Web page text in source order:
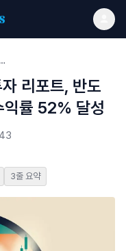
AI 가치투자 포트폴리오 투자 리포트, 반도체 이끈 기술주의 힘으로 수익률 52% 달성
리포트, 반도
익률 52% 달성
3줄 요약